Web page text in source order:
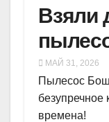
Взяли
МАЙ 31, 2026
Пылесос
безупречное
времена!